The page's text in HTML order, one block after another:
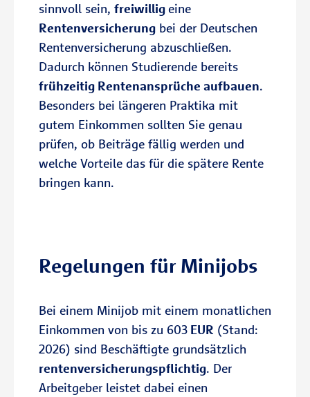
sinnvoll sein, freiwilligeine
Rentenversicherung bei der Deutschen
Rentenversicherung abzuschließen.
Dadurch können Studierende bereits
frühzeitig Rentenansprüche aufbauen.
Besonders bei längeren Praktika mit
gutem Einkommen sollten Sie genau
prüfen, ob Beiträge fällig werden und
welche Vorteile das für die spätere Rente
bringen kann.
Regelungen für Minijobs
Bei einem Minijob mit einem monatlichen
Einkommen von bis zu 603 EUR (Stand:
2026) sind Beschäftigte grundsätzlich
rentenversicherungspflichtig. Der
Arbeitgeber leistet dabei einen